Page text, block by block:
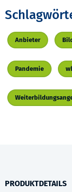
Anbieter
Pandemie
PRODUKTDETAILS